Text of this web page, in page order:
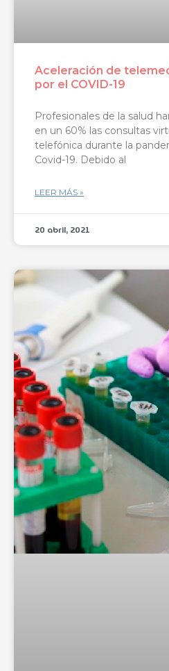
Aceleración de
por el COVID-19
Profesionales de la salud
en un 60% las consultas
telefónica durante la
Covid-19. Debido al
LEER MÁS »
20 abril, 2021